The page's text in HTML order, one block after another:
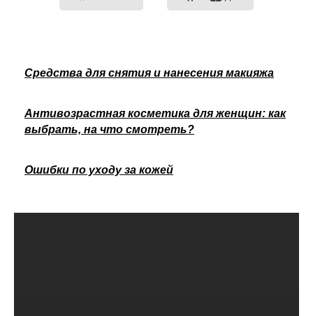
Средства для снятия и нанесения макияжа
Антивозрастная косметика для женщин: как
выбрать, на что смотреть?
Ошибки по уходу за кожей